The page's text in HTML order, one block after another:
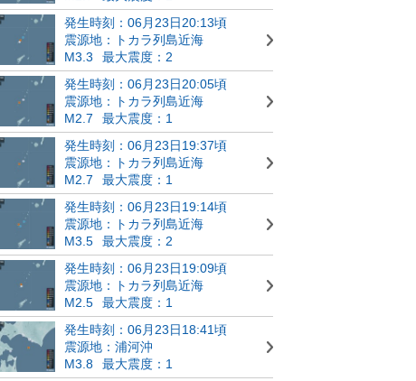
発生時刻：06月23日20:13頃
震源地：トカラ列島近海
M3.3
最大震度：2
発生時刻：06月23日20:05頃
震源地：トカラ列島近海
M2.7
最大震度：1
発生時刻：06月23日19:37頃
震源地：トカラ列島近海
M2.7
最大震度：1
発生時刻：06月23日19:14頃
震源地：トカラ列島近海
M3.5
最大震度：2
発生時刻：06月23日19:09頃
震源地：トカラ列島近海
M2.5
最大震度：1
発生時刻：06月23日18:41頃
震源地：浦河沖
M3.8
最大震度：1